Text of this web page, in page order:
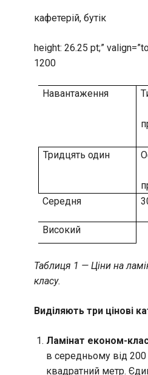
кафетерій, бутік
height: 26.25 pt;”
1200
Навантаження
Тридцять один
Середня
Високий
Таблиця 1 — Ціни на
класу.
Виділяють три цінові
Ламінат економ-
в середньому від 200
квадратний метр.